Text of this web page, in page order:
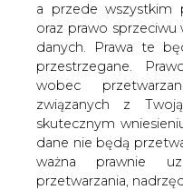
a przede wszystkim
oraz prawo
danych. Prawa te
przestrzegane.
wobec
związanych z
skutecznym
dane nie będą
ważna prawnie
przetwarzania,
Na kondycję
w 2006 roku
uwarunkowania
(ukształtowane
kilkanaście lat)
zwłaszcza ze
Akcesyjnym z
spraw bieżących).